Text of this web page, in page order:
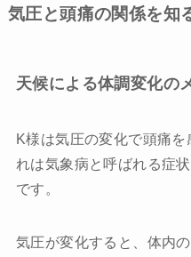
気圧と頭痛の関係を知
天候による体調変化の
K様は気圧の変化で頭痛
れは気象病と呼ばれる症
です。
気圧が変化すると、体内